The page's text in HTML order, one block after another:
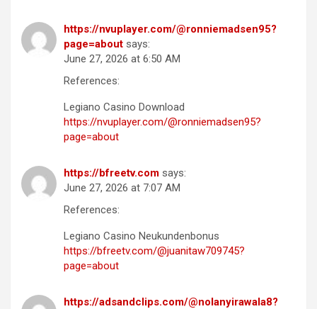
https://nvuplayer.com/@ronniemadsen95?
page=about says:
June 27, 2026 at 6:50 AM
References:
Legiano Casino Download
https://nvuplayer.com/@ronniemadsen95?
page=about
https://bfreetv.com says:
June 27, 2026 at 7:07 AM
References:
Legiano Casino Neukundenbonus
https://bfreetv.com/@juanitaw709745?
page=about
https://adsandclips.com/@nolanyirawala8?